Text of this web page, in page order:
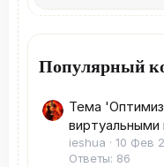
Популярный
Тема
ieshua
10 Фев
Ответы: 86